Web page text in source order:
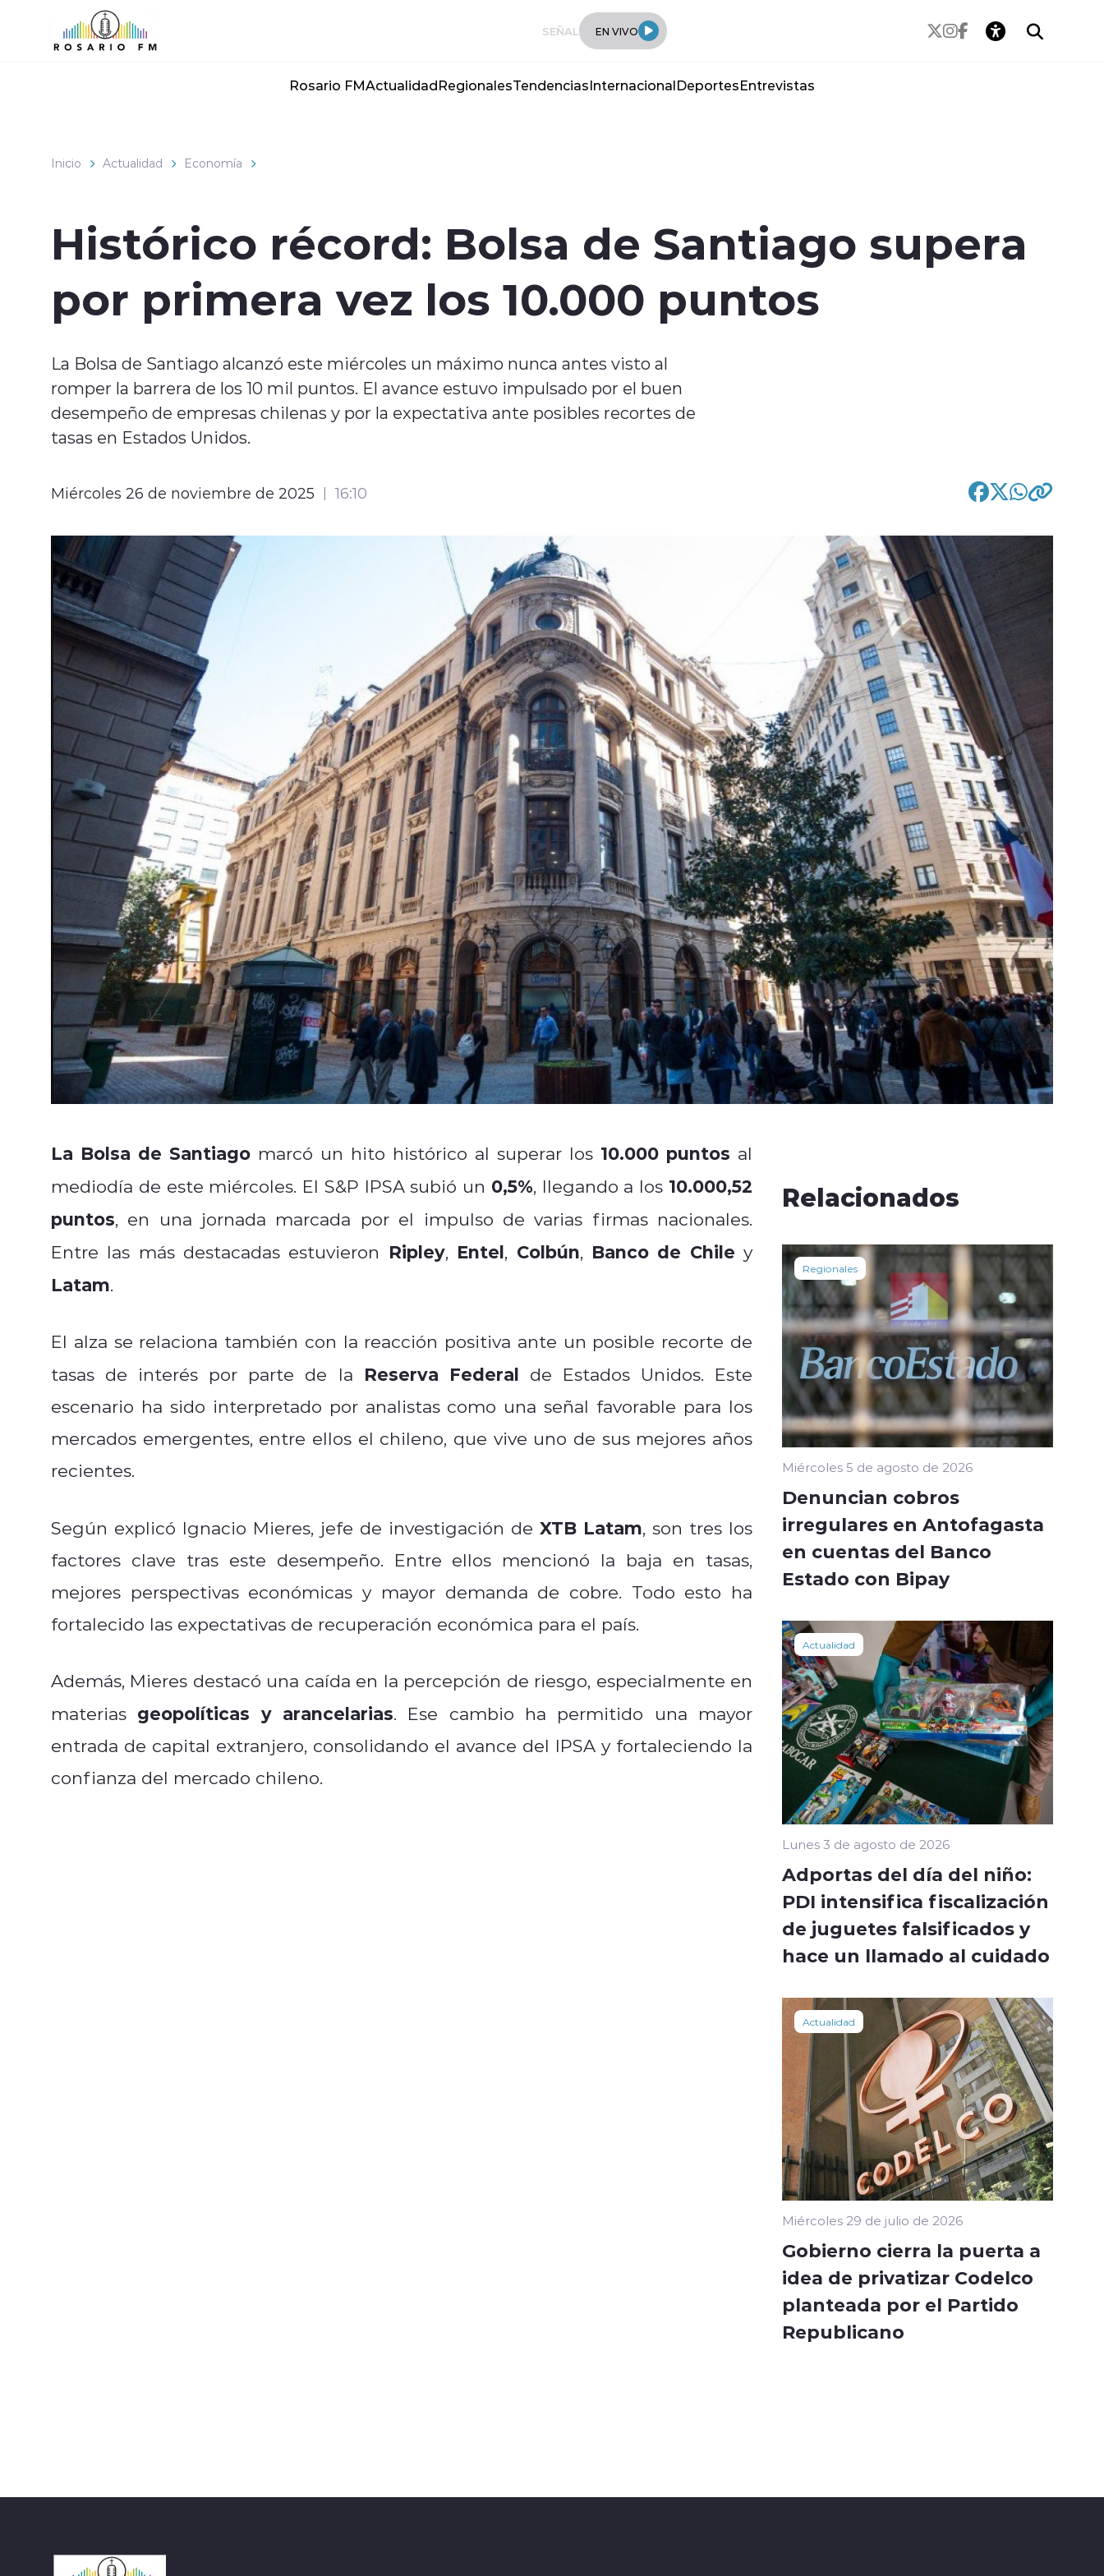
Click acá para ir directamente al contenido
SEÑAL EN VIVO
Rosario FMActualidadRegionalesTendenciasInternacionalDeportesEntrevistas
Inicio Actualidad Economía
Histórico récord: Bolsa de Santiago supera
por primera vez los 10.000 puntos
La Bolsa de Santiago alcanzó este miércoles un máximo nunca antes visto al
romper la barrera de los 10 mil puntos. El avance estuvo impulsado por el buen
desempeño de empresas chilenas y por la expectativa ante posibles recortes de
tasas en Estados Unidos.
Miércoles 26 de noviembre de 2025 16:10
La Bolsa de Santiago marcó un hito histórico al superar los 10.000 puntos al
mediodía de este miércoles. El S&P IPSA subió un 0,5%, llegando a los 10.000,52
puntos, en una jornada marcada por el impulso de varias firmas nacionales.
Entre las más destacadas estuvieron Ripley, Entel, Colbún, Banco de Chile y
Latam.
El alza se relaciona también con la reacción positiva ante un posible recorte de
tasas de interés por parte de la Reserva Federal de Estados Unidos. Este
escenario ha sido interpretado por analistas como una señal favorable para los
mercados emergentes, entre ellos el chileno, que vive uno de sus mejores años
recientes.
Según explicó Ignacio Mieres, jefe de investigación de XTB Latam, son tres los
factores clave tras este desempeño. Entre ellos mencionó la baja en tasas,
mejores perspectivas económicas y mayor demanda de cobre. Todo esto ha
fortalecido las expectativas de recuperación económica para el país.
Además, Mieres destacó una caída en la percepción de riesgo, especialmente en
materias geopolíticas y arancelarias. Ese cambio ha permitido una mayor
entrada de capital extranjero, consolidando el avance del IPSA y fortaleciendo la
confianza del mercado chileno.
Relacionados
Regionales
Miércoles 5 de agosto de 2026
Denuncian cobros
irregulares en Antofagasta
en cuentas del Banco
Estado con Bipay
Actualidad
Lunes 3 de agosto de 2026
Adportas del día del niño:
PDI intensifica fiscalización
de juguetes falsificados y
hace un llamado al cuidado
Actualidad
Miércoles 29 de julio de 2026
Gobierno cierra la puerta a
idea de privatizar Codelco
planteada por el Partido
Republicano